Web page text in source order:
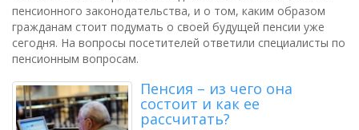
пенсионного законодательства, и о том, каким образом
гражданам стоит подумать о своей будущей пенсии уже
сегодня. На вопросы посетителей ответили специалисты по
пенсионным вопросам.
Пенсия – из чего она
состоит и как ее
рассчитать?